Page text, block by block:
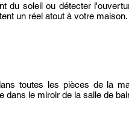
du soleil ou détecter
un réel atout à votre maison.
toutes les pièces de la
le miroir de la salle de